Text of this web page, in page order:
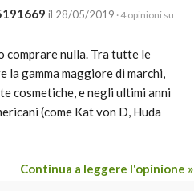
il 28/05/2019 · 4 opinioni su
comprare nulla. Tra tutte le
la gamma maggiore di marchi,
cosmetiche, e negli ultimi anni
(come Kat von D, Huda
Continua a leggere l'opinione »